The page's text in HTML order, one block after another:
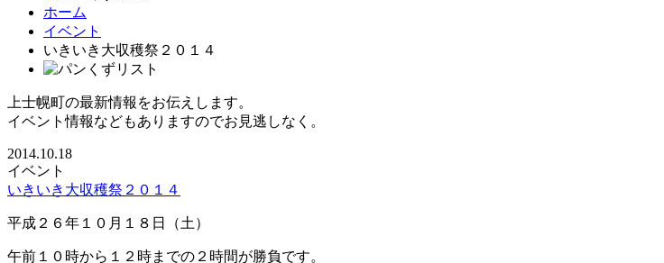
ホーム
イベント
いきいき大収穫祭２０１４
上士幌町の最新情報をお伝えします。
イベント情報などもありますのでお見逃しなく。
2014.10.18
イベント
いきいき大収穫祭２０１４
平成２６年１０月１８日（土）
午前１０時から１２時までの２時間が勝負です。